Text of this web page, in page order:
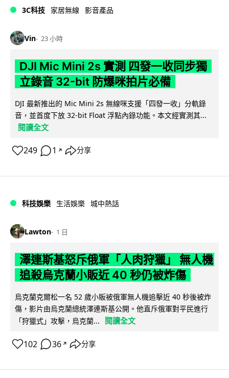
3C科技 家居無線 影音產品
Vin 23 小時
DJI Mic Mini 2s 實測 四發一收同步獨
立錄音 32-bit 防爆咪拍片必備
DJI 最新推出的 Mic Mini 2s 無線咪支援「四發一收」分軌錄
音，並首度下放 32-bit Float 浮點內錄功能。本文經實測其...
閱讀全文
249 1 ↗ 分享
科技娛樂 生活娛樂 城中熱話
Lawton 1 日
澤連斯基怒斥俄軍「人肉狩獵」 無人機
追殺烏克蘭小販近 40 秒仍被炸傷
烏克蘭克爾松一名 52 歲小販被俄軍無人機追擊近 40 秒後被炸
傷，影片由烏克蘭總統澤連斯基公開。他直斥俄軍對平民進行
「狩獵式」攻擊，烏克蘭...
閱讀全文
102 36 ↗ 分享